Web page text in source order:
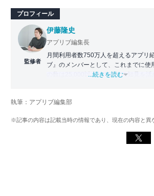
プロフィール
監修者
伊藤隆史
アプリブ編集長
月間利用者数750万人を超えるアプリ
ブ』のメンバーとして、これまでに使
の数は25,000以上。アプリの知見を活
化アプリの紹介）、TBS『サタプラ』
スマホアプリ）他
...続きを読む
執筆：アプリブ編集部
※記事の内容は記載当時の情報であり、現在の内容と異